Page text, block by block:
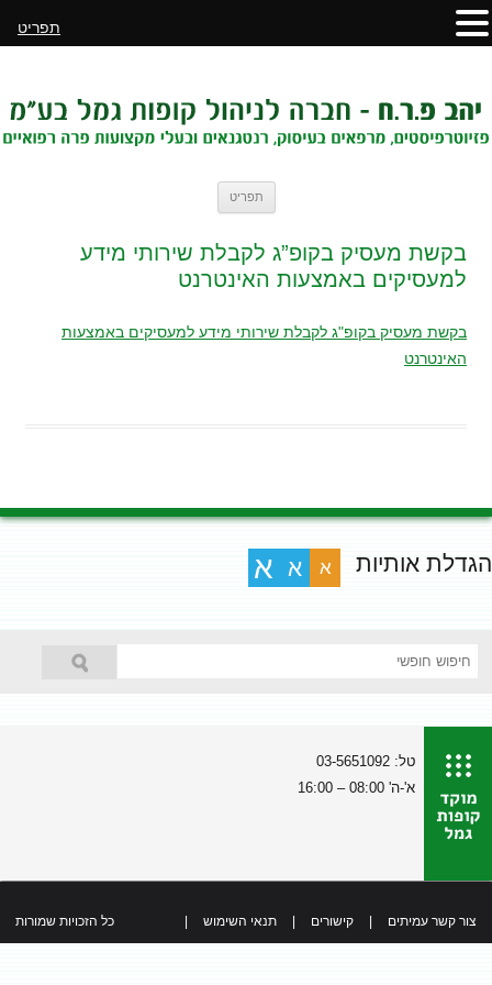
תפריט
בקשת מעסיק בקופ”ג לקבלת שירותי מידע
למעסיקים באמצעות האינטרנט
בקשת מעסיק בקופ"ג לקבלת שירותי מידע למעסיקים באמצעות
האינטרנט
הגדלת אותיות א א א
טל: 03-5651092
א'-ה' 08:00 – 16:00
צור קשר עמיתים קישורים תנאי השימוש כל הזכויות שמורות
תפריט